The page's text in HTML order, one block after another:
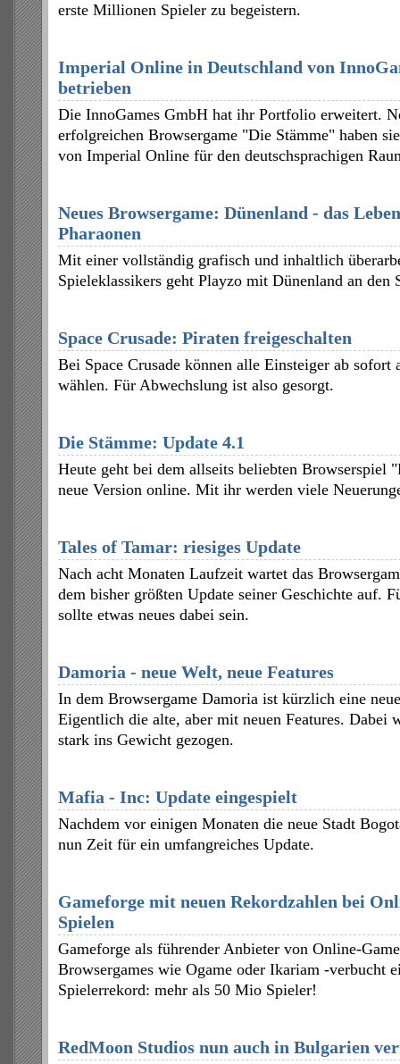
erste Millionen Spieler zu begeistern.
Imperial Online in Deutschland von
betrieben
Die InnoGames GmbH hat ihr Portfolio erweitert.
erfolgreichen Browsergame "Die Stämme" haben
von Imperial Online für den deutschsprachigen
Neues Browsergame: Dünenland - das
Pharaonen
Mit einer vollständig grafisch und inhaltlich
Spieleklassikers geht Playzo mit Dünenland an den
Space Crusade: Piraten freigeschalten
Bei Space Crusade können alle Einsteiger ab sofort
wählen. Für Abwechslung ist also gesorgt.
Die Stämme: Update 4.1
Heute geht bei dem allseits beliebten Browserspiel
neue Version online. Mit ihr werden viele
Tales of Tamar: riesiges Update
Nach acht Monaten Laufzeit wartet das
dem bisher größten Update seiner Geschichte auf.
sollte etwas neues dabei sein.
Damoria - neue Welt, neue Features
In dem Browsergame Damoria ist kürzlich eine
Eigentlich die alte, aber mit neuen Features. Dabei
stark ins Gewicht gezogen.
Mafia - Inc: Update eingespielt
Nachdem vor einigen Monaten die neue Stadt
nun Zeit für ein umfangreiches Update.
Gameforge mit neuen Rekordzahlen bei
Spielen
Gameforge als führender Anbieter von Online-
Browsergames wie Ogame oder Ikariam -verbucht
Spielerrekord: mehr als 50 Mio Spieler!
RedMoon Studios nun auch in Bulgarien